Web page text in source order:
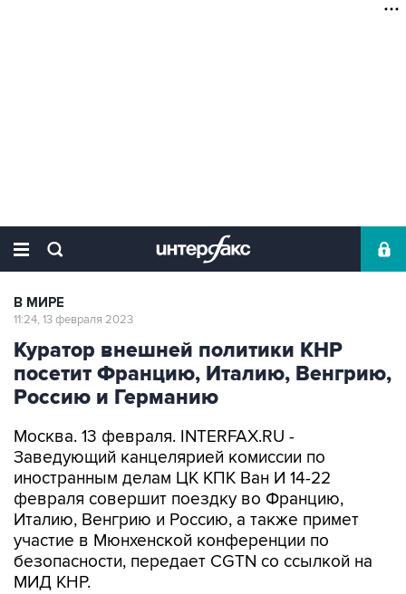
В МИРЕ
11:24, 13 февраля 2023
Куратор внешней политики КНР
посетит Францию, Италию, Венгрию,
Россию и Германию
Москва. 13 февраля. INTERFAX.RU -
Заведующий канцелярией комиссии по
иностранным делам ЦК КПК Ван И 14-22
февраля совершит поездку во Францию,
Италию, Венгрию и Россию, а также примет
участие в Мюнхенской конференции по
безопасности, передает CGTN со ссылкой на
МИД КНР.